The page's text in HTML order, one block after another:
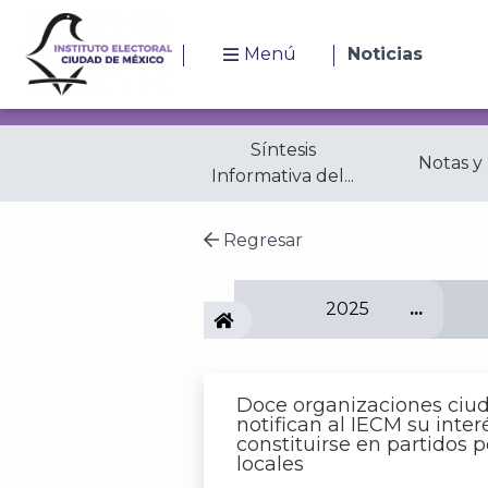
Menú Noticias
Síntesis
Informativa del...
Notas
Regresar
2025
Doce organizaciones
notifican al IECM su
constituirse en partidos
locales